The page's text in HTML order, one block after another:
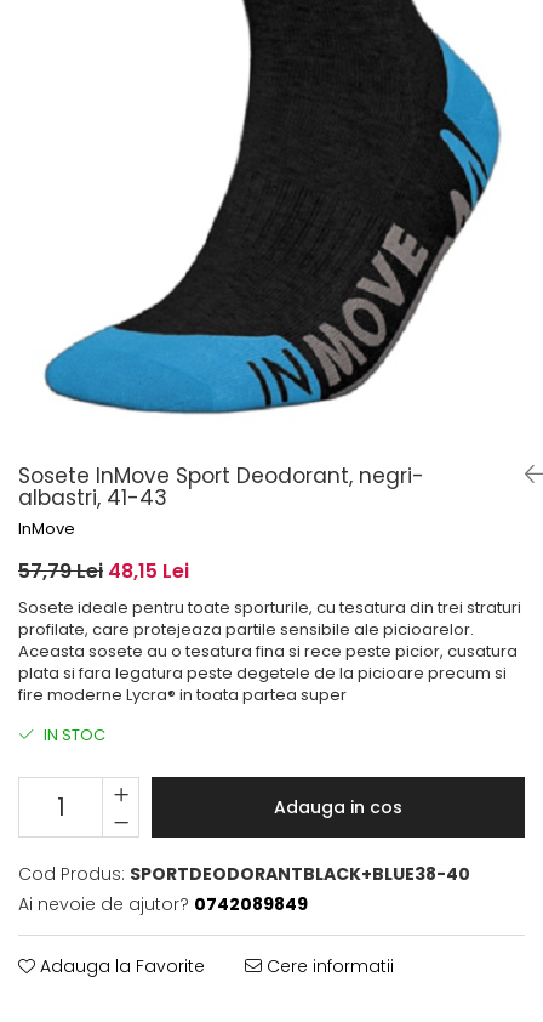
Șosete pentru picioare umflate
Sosete InMove Sport Deodorant, negri-
albastri, 41-43
InMove
57,79 Lei 48,15 Lei
Sosete ideale pentru toate sporturile, cu tesatura din trei straturi
profilate, care protejeaza partile sensibile ale picioarelor.
Aceasta sosete au o tesatura fina si rece peste picior, cusatura
plata si fara legatura peste degetele de la picioare precum si
fire moderne Lycra® in toata partea super
IN STOC
Adauga in cos
Cod Produs: SPORTDEODORANTBLACK+BLUE38-40
Ai nevoie de ajutor? 0742089849
Adauga la Favorite Cere informatii